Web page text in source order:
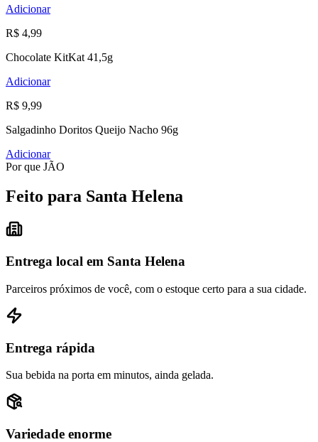
Adicionar
R$ 4,99
Chocolate KitKat 41,5g
Adicionar
R$ 9,99
Salgadinho Doritos Queijo Nacho 96g
Adicionar
Por que JÃO
Feito para Santa Helena
Entrega local em Santa Helena
Parceiros próximos de você, com o estoque certo para a sua cidade.
Entrega rápida
Sua bebida na porta em minutos, ainda gelada.
Variedade enorme